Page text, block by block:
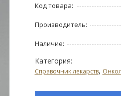
Код товара:
Производитель:
Наличие:
Категория:
Справочник лекарств,